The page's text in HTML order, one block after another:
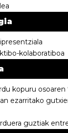
kolaboratiboa
kopuru
ezarritako
guztiak